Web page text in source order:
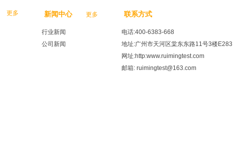
更多 新闻中心 更多
行业新闻
公司新闻
联系方式
电话:400-6383-668
地址:广州市天河区棠东东路11号3楼E283
网址:http:www.ruimingtest.com
邮箱: ruimingtest@163.com